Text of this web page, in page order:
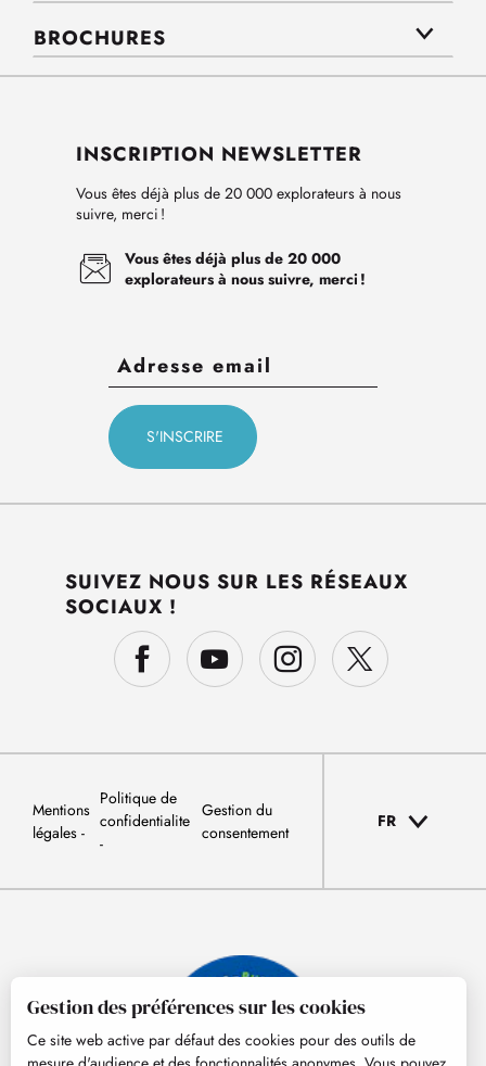
BROCHURES
INSCRIPTION NEWSLETTER
Vous êtes déjà plus de 20 000 explorateurs à nous
suivre, merci !
Vous êtes déjà plus de 20 000
explorateurs à nous suivre, merci !
SUIVEZ NOUS SUR LES RÉSEAUX
SOCIAUX !
Mentions
légales
Politique de
confidentialite
Gestion du
consentement
FR
Gestion des préférences sur les cookies
Ce site web active par défaut des cookies pour des outils de